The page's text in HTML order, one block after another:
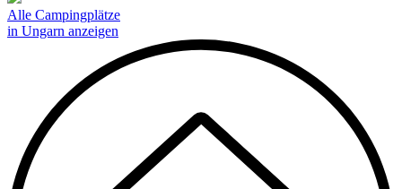
Alle Campingplätze
in Ungarn anzeigen